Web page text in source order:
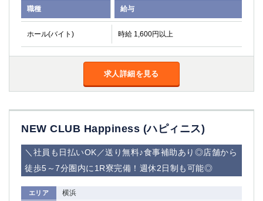
職種 給与
ホール(バイト) 時給 1,600円以上
求人詳細を見る
NEW CLUB Happiness (ハピィニス)
＼社員も日払いOK／送り無料♪食事補助あり◎店舗から
徒歩5～7分圏内に1R寮完備！週休2日制も可能◎
エリア 横浜
元住吉
茅ヶ崎
戸塚
たまプラーザ
大船
相模原
厚木
横須賀
志木
川越
草加
南浦和
所沢
獨協大学前＜草加松原＞ 北浦和（西口）
春日部